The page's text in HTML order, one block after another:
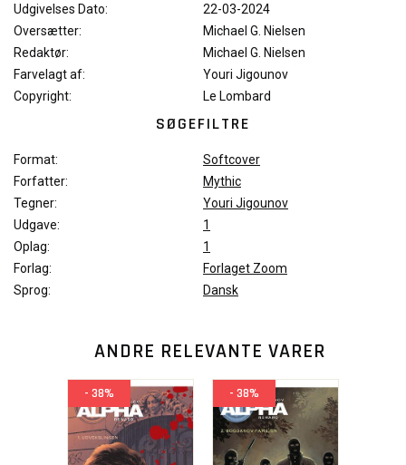
Udgivelses Dato:
22-03-2024
Oversætter:
Michael G. Nielsen
Redaktør:
Michael G. Nielsen
Farvelagt af:
Youri Jigounov
Copyright:
Le Lombard
SØGEFILTRE
Format:
Softcover
Forfatter:
Mythic
Tegner:
Youri Jigounov
Udgave:
1
Oplag:
1
Forlag:
Forlaget Zoom
Sprog:
Dansk
ANDRE RELEVANTE VARER
- 38% - 38%